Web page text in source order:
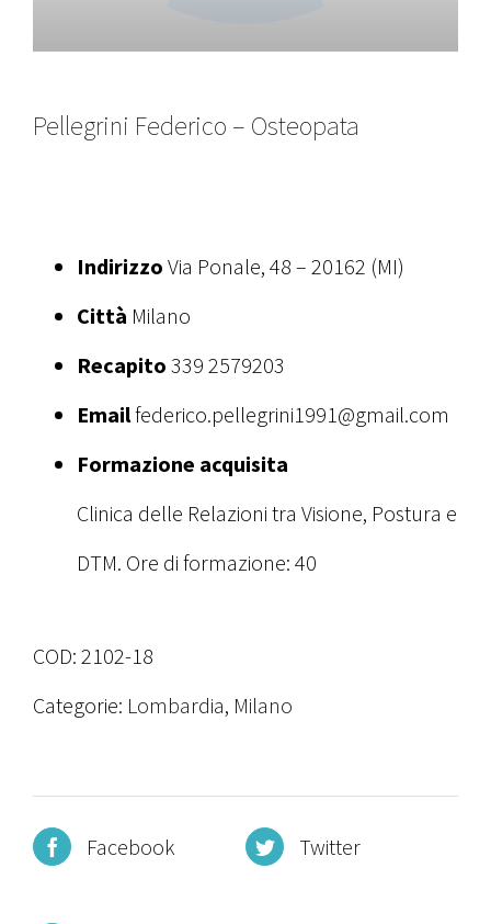
Pellegrini Federico – Osteopata
Indirizzo Via Ponale, 48 – 20162 (MI)
Città Milano
Recapito 339 2579203
Emailfederico.pellegrini1991@gmail.com
Formazione acquisita
Clinica delle Relazioni tra Visione, Postura e
DTM. Ore di formazione: 40
COD: 2102-18
Categorie: Lombardia, Milano
Facebook Twitter